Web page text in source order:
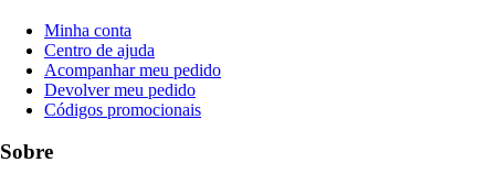
Minha conta
Centro de ajuda
Acompanhar meu pedido
Devolver meu pedido
Códigos promocionais
Sobre